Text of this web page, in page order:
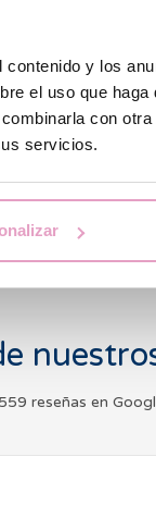
y los
el uso que
con
servicios.
campo es
actuales
excelencia
humano
559 reseñas en